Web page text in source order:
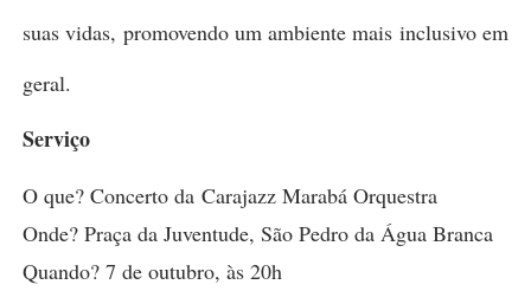
suas vidas, promovendo um ambiente mais inclusivo em
geral.
Serviço
O que? Concerto da Carajazz Marabá Orquestra
Onde? Praça da Juventude, São Pedro da Água Branca
Quando? 7 de outubro, às 20h